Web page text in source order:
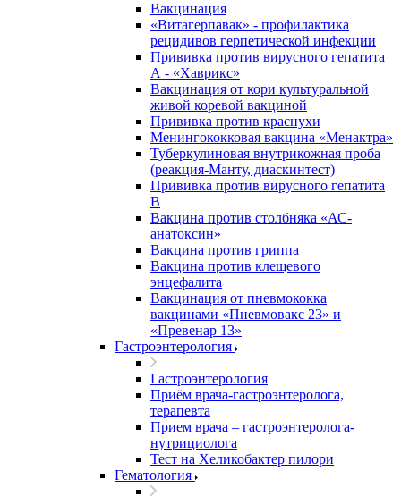
Вакцинация
«Витагерпавак» - профилактика
рецидивов герпетической инфекции
Прививка против вирусного гепатита
А - «Хаврикс»
Вакцинация от кори культуральной
живой коревой вакциной
Прививка против краснухи
Менингококковая вакцина «Менактра»
Туберкулиновая внутрикожная проба
(реакция-Манту, диаскинтест)
Прививка против вирусного гепатита
В
Вакцина против столбняка «АС-
анатоксин»
Вакцина против гриппа
Вакцина против клещевого
энцефалита
Вакцинация от пневмококка
вакцинами «Пневмовакс 23» и
«Превенар 13»
Гастроэнтерология
Гастроэнтерология
Приём врача-гастроэнтеролога,
терапевта
Прием врача – гастроэнтеролога-
нутрициолога
Тест на Хеликобактер пилори
Гематология